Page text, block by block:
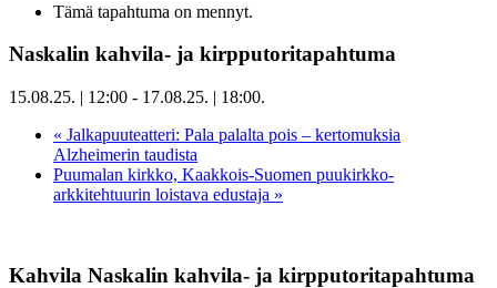
Tämä tapahtuma on mennyt.
Naskalin kahvila- ja kirpputoritapahtuma
15.08.25. | 12:00 - 17.08.25. | 18:00.
« Jalkapuuteatteri: Pala palalta pois – kertomuksia
Alzheimerin taudista
Puumalan kirkko, Kaakkois-Suomen puukirkko-
arkkitehtuurin loistava edustaja »
Kahvila Naskalin kahvila- ja kirpputoritapahtuma